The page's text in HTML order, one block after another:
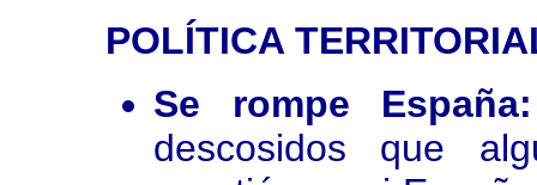
POLÍTICA
Se rompe España:
descosidos que